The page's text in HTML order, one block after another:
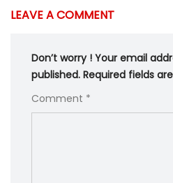
LEAVE A COMMENT
Don’t worry ! Your email
published. Required fields
Comment *